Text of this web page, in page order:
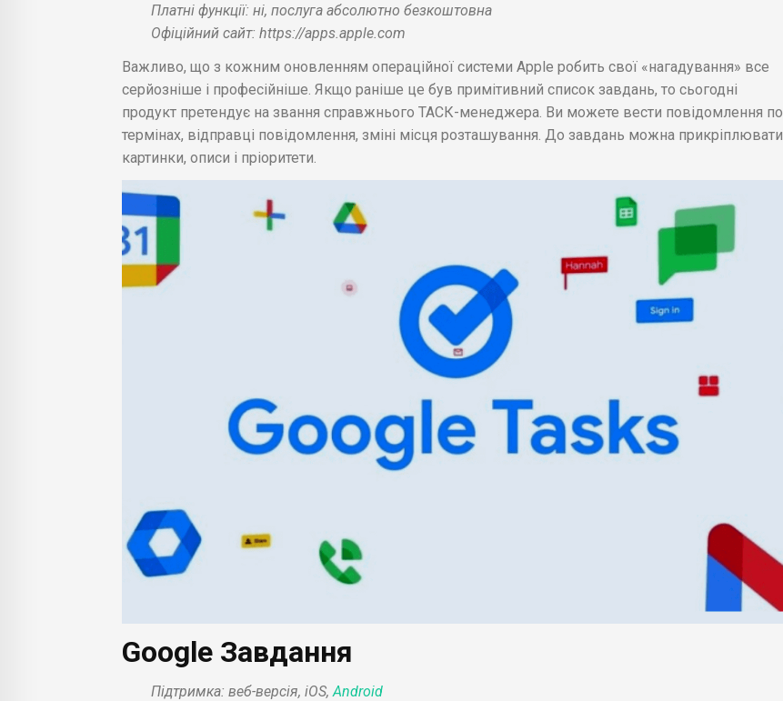
Платні функції: ні, послуга абсолютно безкоштовна
Офіційний сайт: https://apps.apple.com
Важливо, що з кожним оновленням операційної системи Apple робить свої «нагадування» все
серйозніше і професійніше. Якщо раніше це був примітивний список завдань, то сьогодні
продукт претендує на звання справжнього ТАСК-менеджера. Ви можете вести повідомлення по
термінах, відправці повідомлення, зміні місця розташування. До завдань можна прикріплювати
картинки, описи і пріоритети.
Google Завдання
Підтримка: веб-версія, iOS, Android